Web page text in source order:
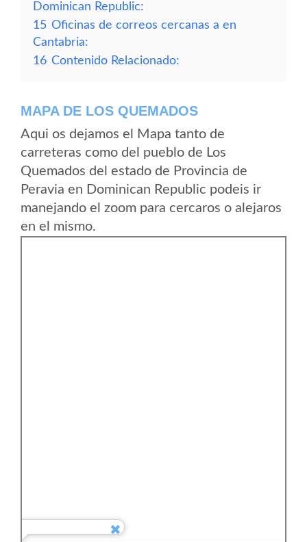
Dominican Republic:
15 Oficinas de correos cercanas a en
Cantabria:
16 Contenido Relacionado:
MAPA DE LOS QUEMADOS
Aqui os dejamos el Mapa tanto de
carreteras como del pueblo de Los
Quemados del estado de Provincia de
Peravia en Dominican Republic podeis ir
manejando el zoom para cercaros o alejaros
en el mismo.